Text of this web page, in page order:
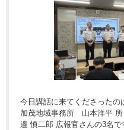
今日講話に来てくださった
加茂地域事務所 山本洋平 所
邉 慎二郎 広報官さんの3名で